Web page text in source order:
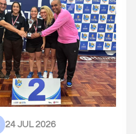
24 JUL 2026